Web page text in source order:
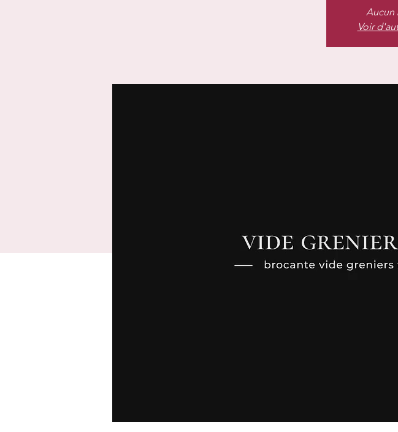
Aucun
Voir